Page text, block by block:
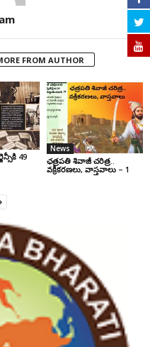
FROM AUTHOR
49
News
ఛ‌త్ర‌ప‌తి శివాజీ చరిత్ర‌..
వ‌క్రీక‌ర‌ణ‌లు, వాస్త‌వాలు – 1